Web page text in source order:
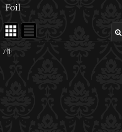
Foil
7件